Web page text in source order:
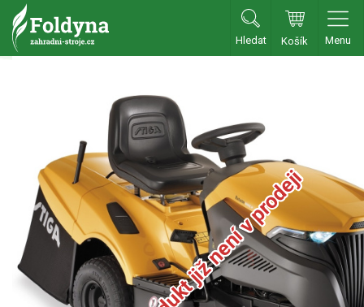
Hledat Košík Menu
Zahradní traktory
Zahradní ridery
Aku traktory
Příslušenství
Sekačky
Benzínové sekačkyProdukt již není v prodeji